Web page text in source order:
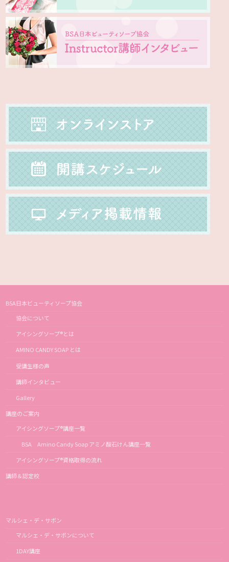
BSA日本ビューティソープ協会
協会について
アイシングソープ®とは
AMINO CANDY SOAP とは
受講生様の声
講師インタビュー
Gallery
講座のご案内
アイシングソープ®講座一覧
BSA Amino Candy Soap アミノ酸石けん講座一覧
アイシングソープ®資格取得の流れ
講師＆認定校
マルシェ・デ・サボン
マルシェ・デ・サボンについて
1DAY講座